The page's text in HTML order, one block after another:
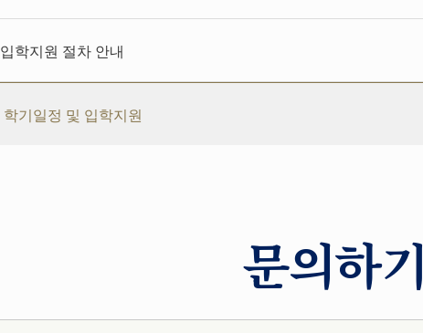
입학지원 절차 안내
학기일정 및 입학지원
문의하기